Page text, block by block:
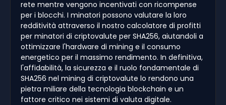
rete mentre vengono incentivati con ricompense
per i blocchi. I minatori possono valutare la loro
redditività attraverso il nostro calcolatore di profitti
per minatori di criptovalute per SHA256, aiutandoli a
ottimizzare l'hardware di mining e il consumo
energetico per il massimo rendimento. In definitiva,
l'affidabilità, la sicurezza e il ruolo fondamentale di
SHA256 nel mining di criptovalute lo rendono una
pietra miliare della tecnologia blockchain e un
fattore critico nei sistemi di valuta digitale.